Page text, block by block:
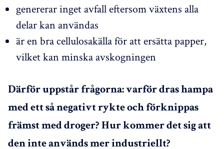
genererar inget avfall eftersom växtens alla
delar kan användas
är en bra cellulosakälla för att ersätta papper,
vilket kan minska avskogningen
Därför uppstår frågorna: varför dras hampa
med ett så negativt rykte och förknippas
främst med droger? Hur kommer det sig att
den inte används mer industriellt?